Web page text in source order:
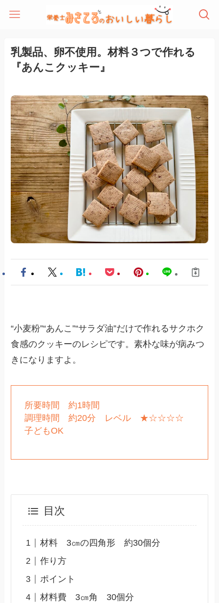
乳製品、卵不使用。材料３つで作れる
『あんこクッキー』
“小麦粉”“あんこ”“サラダ油”だけで作れるサクホク
食感のクッキーのレシピです。素朴な味が病みつ
きになりますよ。
所要時間 約1時間
調理時間 約20分 レベル ★☆☆☆☆
子どもOK
目次
材料 3㎝の四角形 約30個分
作り方
ポイント
材料費 3㎝角 30個分